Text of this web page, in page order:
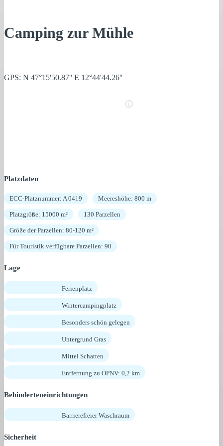
Camping zur Mühle
GPS: N 47°15'50.87'' E 12°44'44.26''
Platzdaten
ECC-Platznummer: A 0419 Meereshöhe: 800 m
Platzgröße: 15000 m² 130 Parzellen
Größe der Parzellen: 80-120 m²
Für Touristik verfügbare Parzellen: 90
Lage
Ferienplatz
Wintercampingplatz
Besonders schön gelegen
Untergrund Gras
Mittel Schatten
Entfernung zu ÖPNV: 0,2 km
Behinderteneinrichtungen
Barrierefreier Waschraum
Sicherheit